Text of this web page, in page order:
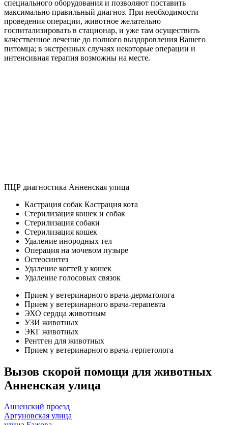
специального оборудования и позволяют поставить
максимально правильный диагноз. При необходимости
проведения операции, животное желательно
госпитализировать в стационар, и уже там осуществить
качественное лечение до полного выздоровления Вашего
питомца; в экстренных случаях некоторые операции и
интенсивная терапия возможны на месте.
ПЦР диагностика Анненская улица
Кастрация собак Кастрация кота
Стерилизация кошек и собак
Стерилизация собаки
Стерилизация кошек
Удаление инородных тел
Операция на мочевом пузыре
Остеосинтез
Удаление когтей у кошек
Удаление голосовых связок
Прием у ветеринарного врача-дерматолога
Прием у ветеринарного врача-терапевта
ЭХО сердца животным
УЗИ животных
ЭКГ животных
Рентген для животных
Прием у ветеринарного врача-герпетолога
Вызов скорой помощи для животных
Анненская улица
Анненский проезд
Аргуновская улица